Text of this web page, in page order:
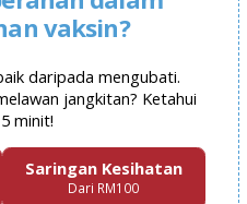
vaksin?
daripada mengubati.
jangkitan? Ketahui
minit!
Saringan Kesihatan
Dari RM100